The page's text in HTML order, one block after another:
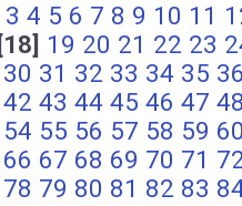
3 4 5 6 7 8 9 10 11
[18] 19 20 21 22 23
30 31 32 33 34 35
42 43 44 45 46 47
54 55 56 57 58 59
66 67 68 69 70 71
78 79 80 81 82 83